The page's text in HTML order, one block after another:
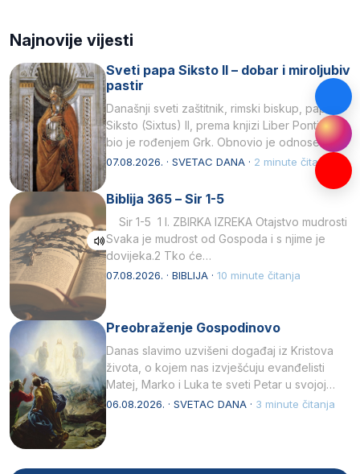
Najnovije vijesti
Sveti papa Siksto II – dobar i miroljubiv
pastir
Današnji sveti zaštitnik, rimski biskup, papa
Siksto (Sixtus) II, prema knjizi Liber Pontificalis
bio je rođenjem Grk. Obnovio je odnose s
afričkim…
07.08.2026. · SVETAC DANA · 2 minute čitanja
Biblija 365 – Sir 1-5
Sir 1-5 1 I. ZBIRKA IZREKA Otajstvo mudrosti
Svaka je mudrost od Gospoda i s njime je
dovijeka.2 Tko će…
07.08.2026. · BIBLIJA · 10 minute čitanja
Preobraženje Gospodinovo
Danas slavimo uzvišeni događaj iz Kristova
života, o kojem nas izvješćuju evanđelisti
Matej, Marko i Luka te sveti Petar u svojoj
drugoj…
06.08.2026. · SVETAC DANA · 3 minute čitanja